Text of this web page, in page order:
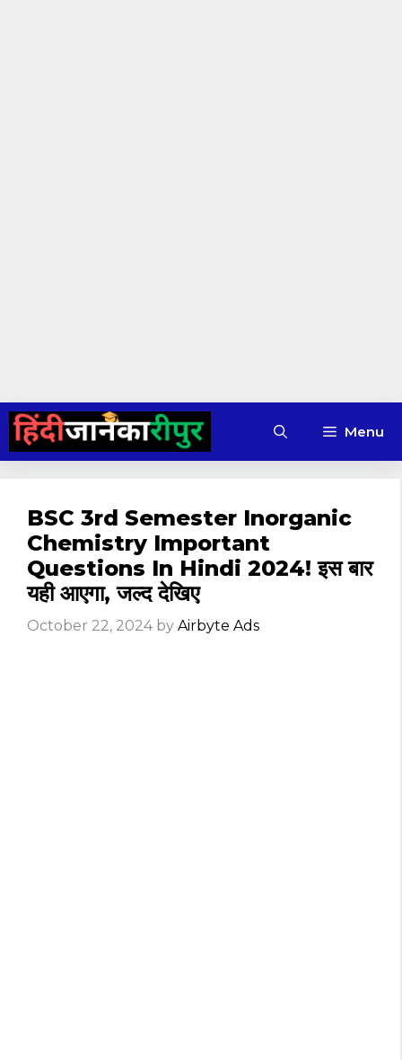
Skip
content
Menu
BSC 3rd Semester Inorganic
Chemistry Important
Questions In Hindi 2024! इस बार
यही आएगा, जल्द देखिए
October 22, 2024 by Airbyte Ads